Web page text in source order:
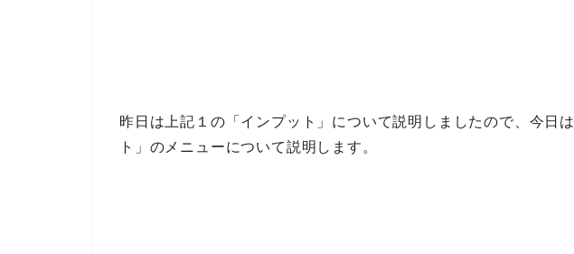
昨日は上記１の 「インプット」 について説明しましたので、今日は
ト」のメニューについて説明します。